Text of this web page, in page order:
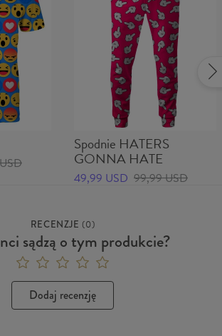
Spodnie HATERS
GONNA HATE
49,99 USD 99,99 USD
RECENZJE (0)
sądzą o tym produkcie?
Dodaj recenzję